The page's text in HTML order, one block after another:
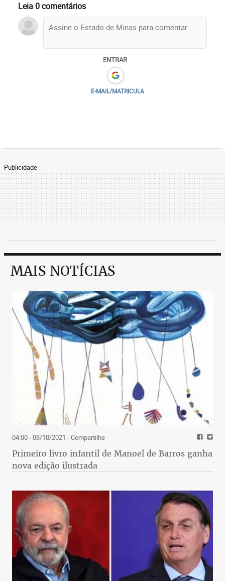
Leia 0 comentários
ENTRAR
E-MAIL/MATRICULA
Publicidade
MAIS NOTÍCIAS
04:00 - 08/10/2021 - Compartilhe
Primeiro livro infantil de Manoel de Barros ganha
nova edição ilustrada